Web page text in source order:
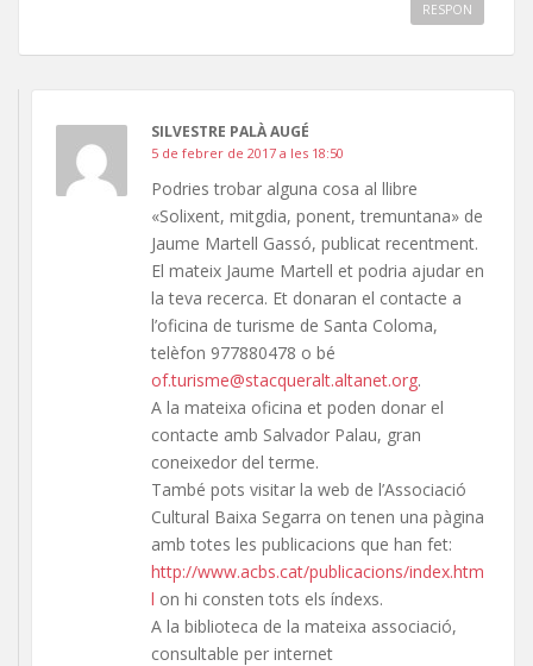
RESPON
SILVESTRE PALÀ AUGÉ
5 de febrer de 2017 a les 18:50
Podries trobar alguna cosa al llibre
«Solixent, mitgdia, ponent, tremuntana» de
Jaume Martell Gassó, publicat recentment.
El mateix Jaume Martell et podria ajudar en
la teva recerca. Et donaran el contacte a
l’oficina de turisme de Santa Coloma,
telèfon 977880478 o bé
of.turisme@stacqueralt.altanet.org.
A la mateixa oficina et poden donar el
contacte amb Salvador Palau, gran
coneixedor del terme.
També pots visitar la web de l’Associació
Cultural Baixa Segarra on tenen una pàgina
amb totes les publicacions que han fet:
http://www.acbs.cat/publicacions/index.htm
l on hi consten tots els índexs.
A la biblioteca de la mateixa associació,
consultable per internet